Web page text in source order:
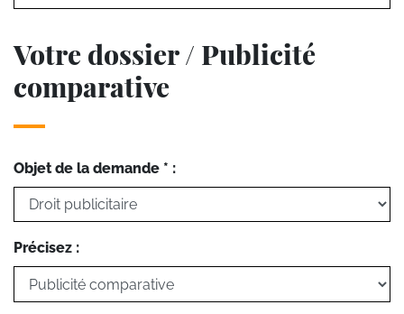
Votre dossier / Publicité
comparative
Objet de la demande * :
Précisez :